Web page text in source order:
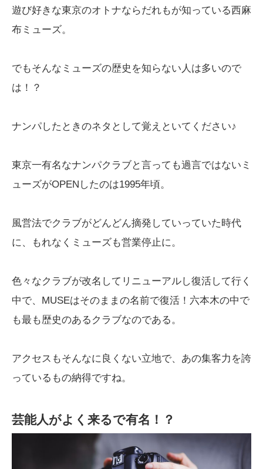
遊び好きな東京のオトナならだれもが知っている西麻
布ミューズ。
でもそんなミューズの歴史を知らない人は多いので
は！？
ナンパしたときのネタとして覚えといてください♪
東京一有名なナンパクラブと言っても過言ではないミ
ューズがOPENしたのは1995年頃。
風営法でクラブがどんどん摘発していっていた時代
に、もれなくミューズも営業停止に。
色々なクラブが改名してリニューアルし復活して行く
中で、MUSEはそのままの名前で復活！六本木の中で
も最も歴史のあるクラブなのである。
アクセスもそんなに良くない立地で、あの集客力を誇
っているもの納得ですね。
芸能人がよく来るで有名！？